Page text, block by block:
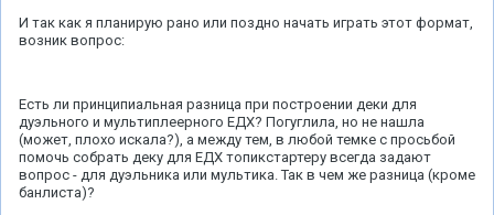
И так как я планирую рано или поздно начать играть этот формат,
возник вопрос:
Есть ли принципиальная разница при построении деки для
дуэльного и мультиплеерного ЕДХ? Погуглила, но не нашла
(может, плохо искала?), а между тем, в любой темке с просьбой
помочь собрать деку для ЕДХ топикстартеру всегда задают
вопрос - для дуэльника или мультика. Так в чем же разница (кроме
банлиста)?